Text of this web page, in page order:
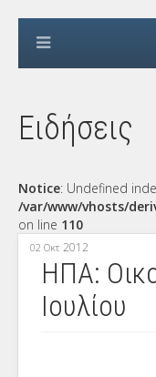
Ειδήσεις
Notice: Undefined
/var/www/vhosts/
on line 110
02 Οκτ 2012
ΗΠΑ:
Ιουλίου